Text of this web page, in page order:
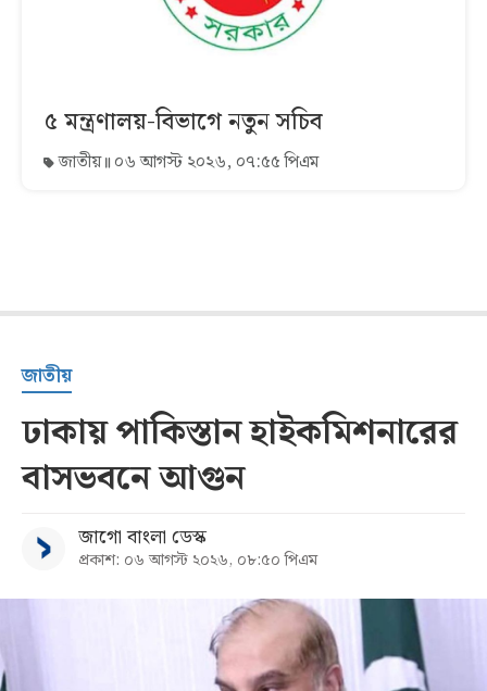
৫ মন্ত্রণালয়-বিভাগে নতুন সচিব
জাতীয় ০৬ আগস্ট ২০২৬, ০৭:৫৫ পিএম
জাতীয়
ঢাকায় পাকিস্তান হাইকমিশনারের
বাসভবনে আগুন
জাগো বাংলা ডেস্ক
প্রকাশ: ০৬ আগস্ট ২০২৬, ০৮:৫০ পিএম